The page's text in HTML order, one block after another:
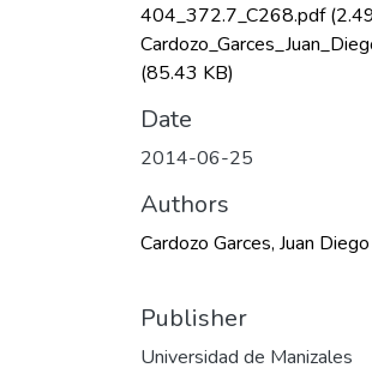
404_372.7_C268.pdf
(85.43 KB)
Date
2014-06-25
Authors
Cardozo Garces, Juan Diego
Publisher
Universidad de Manizales